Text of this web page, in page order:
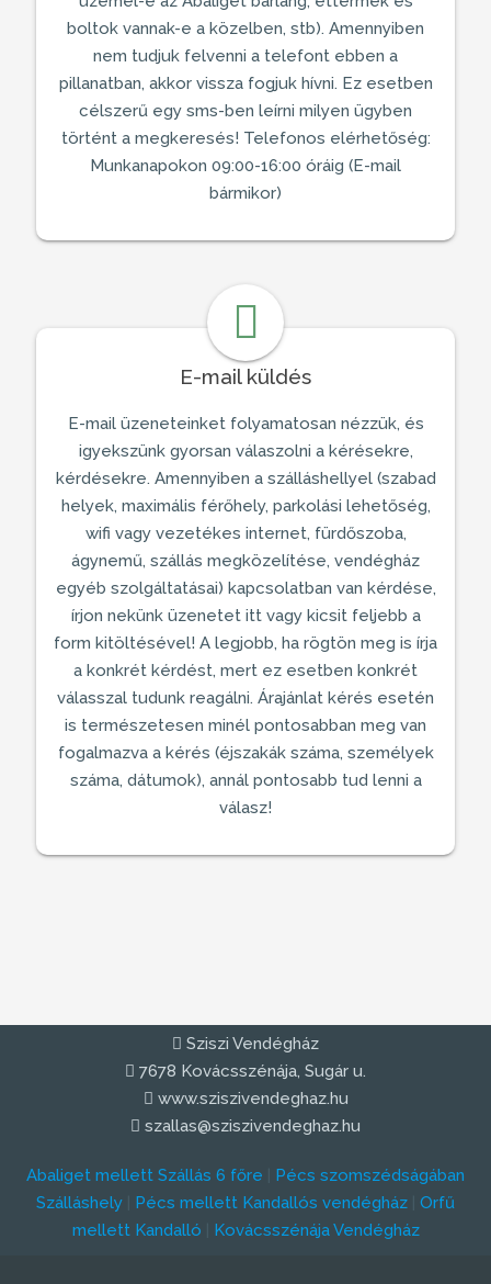
boltok vannak-e a közelben, stb). Amennyiben
nem tudjuk felvenni a telefont ebben a
pillanatban, akkor vissza fogjuk hívni. Ez esetben
célszerű egy sms-ben leírni milyen ügyben
történt a megkeresés! Telefonos elérhetőség:
Munkanapokon 09:00-16:00 óráig (E-mail
bármikor)
E-mail küldés
E-mail üzeneteinket folyamatosan nézzük, és
igyekszünk gyorsan válaszolni a kérésekre,
kérdésekre. Amennyiben a szálláshellyel(szabad
helyek, maximális férőhely, parkolási lehetőség,
wifi vagy vezetékes internet, fürdőszoba,
ágynemű, szállás megközelítése, vendégház
egyéb szolgáltatásai) kapcsolatban van kérdése,
írjon nekünk üzenetet itt vagy kicsit feljebb a
form kitöltésével! A legjobb, ha rögtön meg is írja
a konkrét kérdést, mert ez esetben konkrét
válasszal tudunk reagálni. Árajánlat kérés esetén
is természetesen minél pontosabban meg van
fogalmazva a kérés (éjszakák száma, személyek
száma, dátumok), annál pontosabb tud lenni a
válasz!
Sziszi Vendégház
7678 Kovácsszénája, Sugár u.
www.sziszivendeghaz.hu
szallas@sziszivendeghaz.hu
Abaliget mellett Szállás 6 főre
Pécs szomszédságában
Szálláshely
Pécs mellett Kandallós vendégház
Orfű
mellett Kandalló
Kovácsszénája Vendégház